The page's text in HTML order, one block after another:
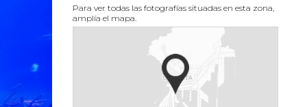
Para ver todas las fotografías situadas en esta zona,
amplía el mapa.